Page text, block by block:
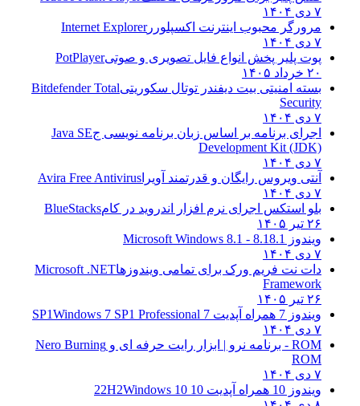
۷ دی ۱۴۰۴
مرورگر محبوب اینترنت اکسپلوررInternet Explorer
۷ دی ۱۴۰۴
پوت پلیر پخش انواع فایل تصویری و صوتیPotPlayer
۲۰ خرداد ۱۴۰۵
بسته امنیتی بیت دیفندر توتال سکوریتیBitdefender Total
Security
۷ دی ۱۴۰۴
اجرای برنامه بر اساس زبان برنامه نویسی جJava SE
Development Kit (JDK)
۷ دی ۱۴۰۴
آنتی ویروس رایگان و قدرتمند آویرا Avira Free Antivirus
۷ دی ۱۴۰۴
بلو استکس اجرای نرم افزار اندروید در کامBlueStacks
۲۶ تیر ۱۴۰۵
ویندوز 8.1
8.1 - Microsoft Windows 8.1
۷ دی ۱۴۰۴
دات نت فریم ورک برای تمامی ویندوزهاMicrosoft .NET
Framework
۲۶ تیر ۱۴۰۵
ویندوز 7 همراه آپدیت 7 SP1
Windows 7 SP1 Professional
۷ دی ۱۴۰۴
ROM - برنامه نرو | ابزار رایت حرفه ای و
Nero Burning
ROM
۷ دی ۱۴۰۴
ویندوز 10 همراه آپدیت 10 22H2
Windows 10